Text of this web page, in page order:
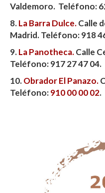
Valdemoro. Teléfono:
8.La Barra Dulce.Calle
Madrid. Teléfono:918
9.La Panotheca.Calle
Teléfono: 917 27 47 04.
10.Obrador El Panazo.
Teléfono:910 00 00 02.